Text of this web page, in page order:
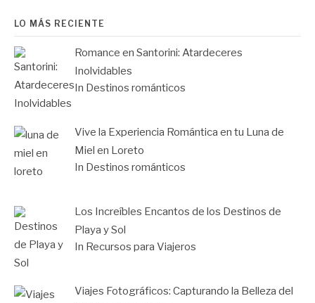
LO MÁS RECIENTE
Romance en Santorini: Atardeceres
Inolvidables
In Destinos románticos
Vive la Experiencia Romántica en tu Luna de
Miel en Loreto
In Destinos románticos
Los Increíbles Encantos de los Destinos de
Playa y Sol
In Recursos para Viajeros
Viajes Fotográficos: Capturando la Belleza del